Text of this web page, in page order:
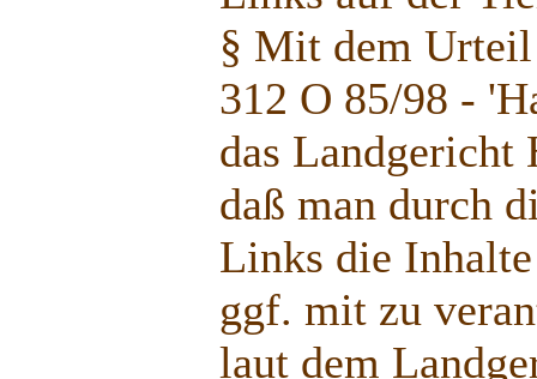
§ Mit dem
312 O 85/98 -
das Landgericht
daß man durch
Links die
ggf. mit zu
laut dem